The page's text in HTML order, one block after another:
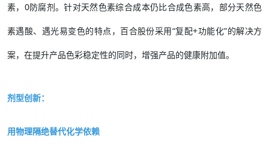
素，0防腐剂。针对天然色素综合成本仍比合成色素高，部分天然色
素遇酸、遇光易变色的特点，百合股份采用“复配+功能化”的解决方
案，在提升产品色彩稳定性的同时，增强产品的健康附加值。
剂型创新：
用物理隔绝替代化学依赖